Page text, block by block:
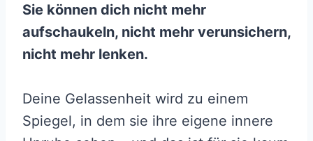
Sie können dich nicht mehr
aufschaukeln, nicht mehr verunsichern,
nicht mehr lenken.
Deine Gelassenheit wird zu einem
Spiegel, in dem sie ihre eigene innere